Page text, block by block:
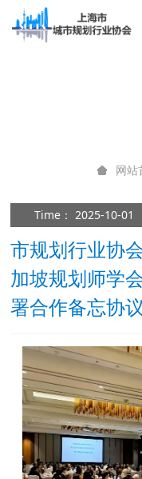
网站
Time： 2025-10-01
市规划行业协
加坡规划师学
署合作备忘协议